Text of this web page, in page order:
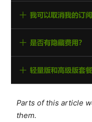
Parts of this article
them.